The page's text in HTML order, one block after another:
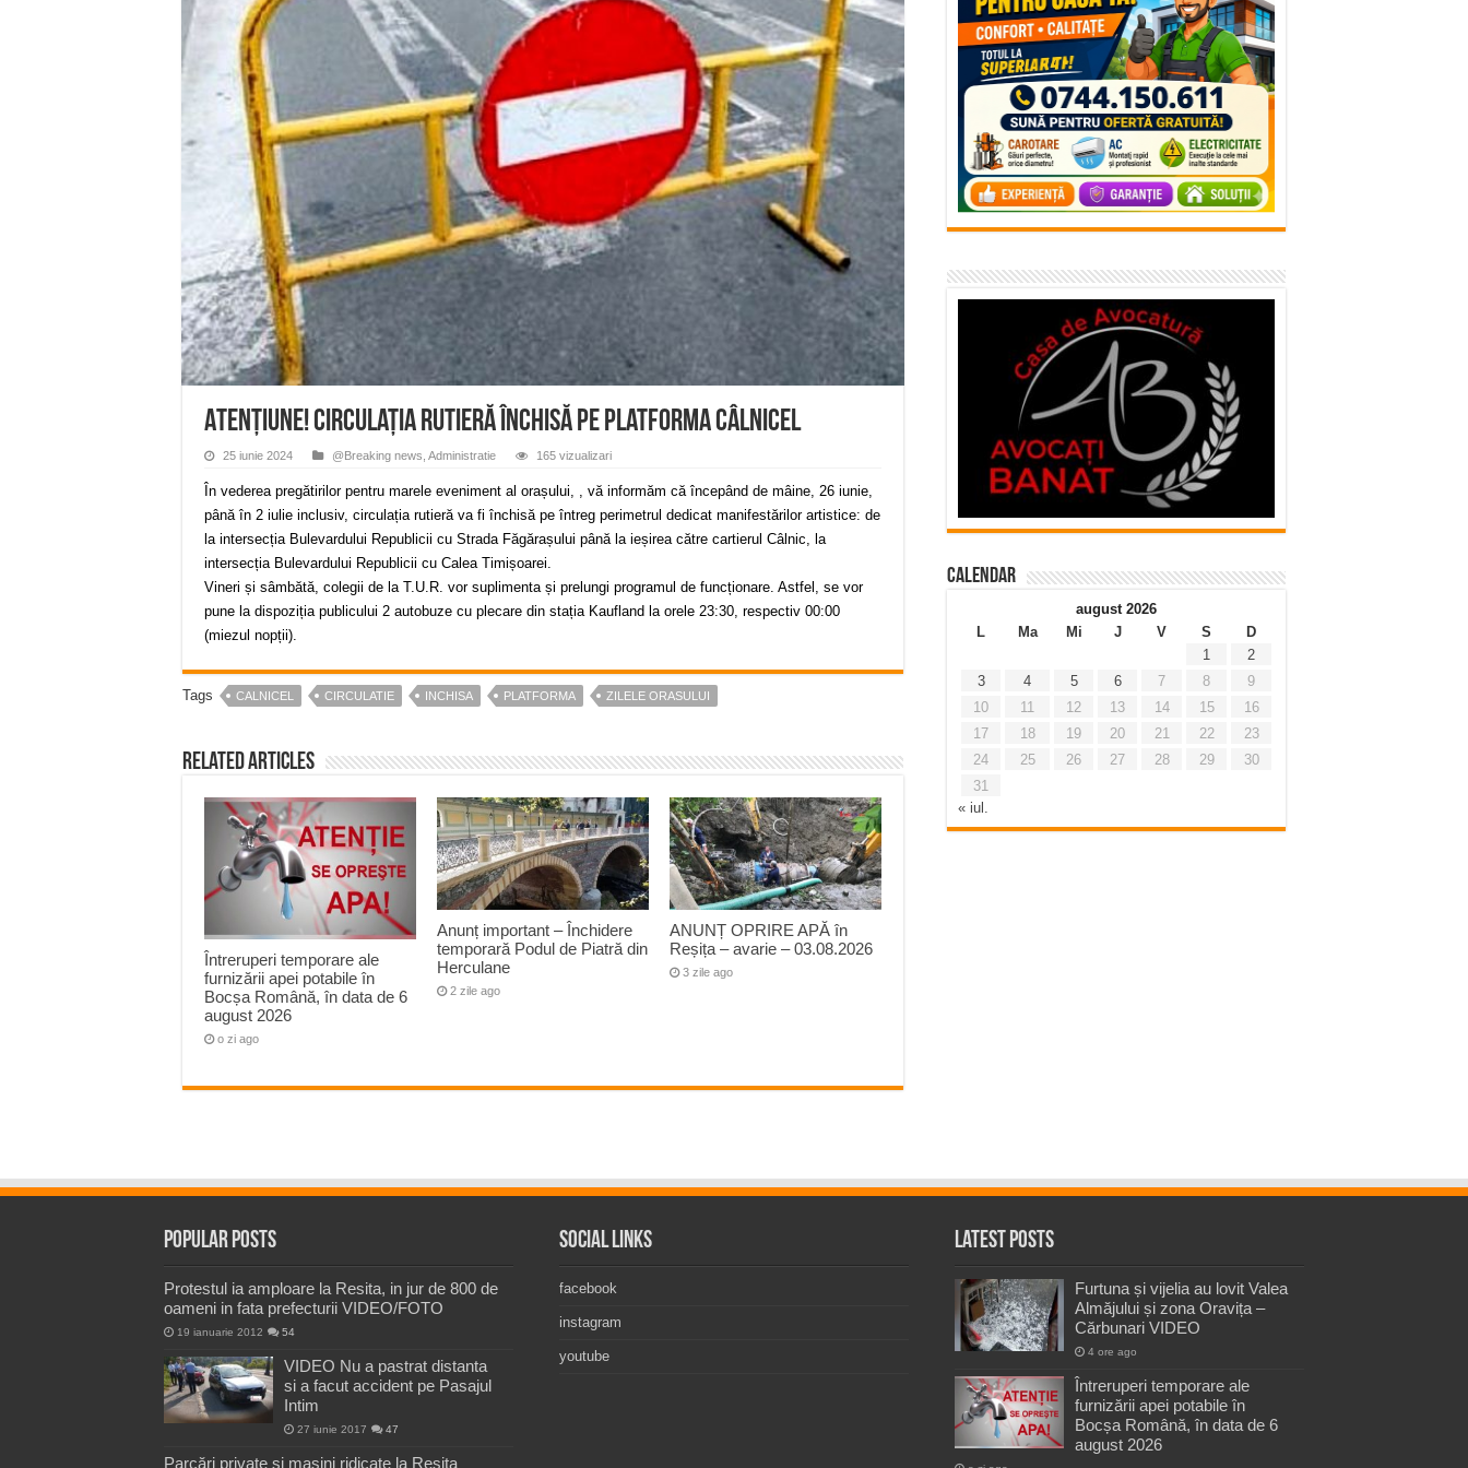
Miresme de lavandă, mentă și flori de vară și râsete de copii la Carașova VIDEO
ANUNȚ OPRIRE APĂ în Reșița – avarie – 04.08.2026 – str. Văliugului și Plastomet
ANUNŢ OPRIRE APĂ în CARANSEBEȘ – 04.08.2026 – avarie – Calea Severinului
ANUNŢ OPRIRE APĂ în CARANSEBEȘ avarie
ANUNȚ OPRIRE APĂ în Reșița, cartier Țerova – avarie – 04.08.2026
ATENȚIUNE! Circulația rutieră închisă pe platforma Câlnicel
25 iunie 2024 @Breaking news Administratie 165 vizualizari
În vederea pregătirilor pentru marele eveniment al orașului, , vă informăm că începând de mâine, 26 iunie,
până în 2 iulie inclusiv, circulația rutieră va fi închisă pe întreg perimetrul dedicat manifestărilor artistice: de
la intersecția Bulevardului Republicii cu Strada Făgărașului până la ieșirea către cartierul Câlnic, la
intersecția Bulevardului Republicii cu Calea Timișoarei.
Vineri și sâmbătă, colegii de la T.U.R. vor suplimenta și prelungi programul de funcționare. Astfel, se vor
pune la dispoziția publicului 2 autobuze cu plecare din stația Kaufland la orele 23:30, respectiv 00:00
(miezul nopții).
Tags CALNICEL CIRCULATIE INCHISA PLATFORMA ZILELE ORASULUI
Related Articles
Întreruperi temporare ale
furnizării apei potabile în
Bocșa Română, în data de 6
august 2026
o zi ago
Anunț important – Închidere
temporară Podul de Piatră din
Herculane
2 zile ago
ANUNȚ OPRIRE APĂ în
Reșița – avarie – 03.08.2026
3 zile ago
Calendar
august 2026
L
Ma Mi J V S
D
1
2
3
4 5 6 7 8
9
10
11 12 13 14 15
16
17
18 19 20 21 22
23
24
25 26 27 28 29
30
31
« iul.
Popular Posts
Protestul ia amploare la Resita, in jur de 800 de
oameni in fata prefecturii VIDEO/FOTO
19 ianuarie 2012 54
VIDEO Nu a pastrat distanta
si a facut accident pe Pasajul
Intim
27 iunie 2017 47
Parcări private și mașini ridicate la Reșița
Social Links
facebook
instagram
youtube
Latest Posts
Furtuna și vijelia au lovit Valea
Almăjului și zona Oravița –
Cărbunari VIDEO
4 ore ago
Întreruperi temporare ale
furnizării apei potabile în
Bocșa Română, în data de 6
august 2026